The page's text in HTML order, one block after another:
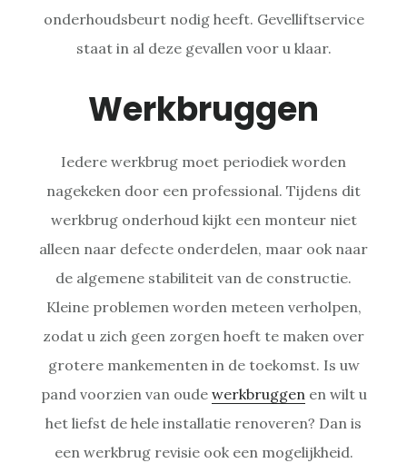
onderhoudsbeurt nodig heeft. Gevelliftservice
staat in al deze gevallen voor u klaar.
Werkbruggen
Iedere werkbrug moet periodiek worden
nagekeken door een professional. Tijdens dit
werkbrug onderhoud kijkt een monteur niet
alleen naar defecte onderdelen, maar ook naar
de algemene stabiliteit van de constructie.
Kleine problemen worden meteen verholpen,
zodat u zich geen zorgen hoeft te maken over
grotere mankementen in de toekomst. Is uw
pand voorzien van oude werkbruggen en wilt u
het liefst de hele installatie renoveren? Dan is
een werkbrug revisie ook een mogelijkheid.